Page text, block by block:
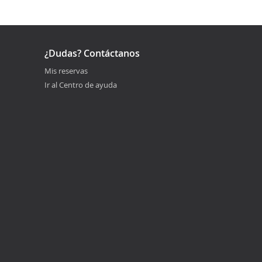
¿Dudas? Contáctanos
Mis reservas
Ir al Centro de ayuda